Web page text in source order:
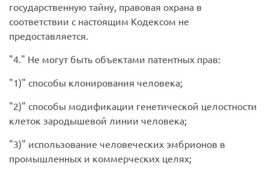
государственную тайну, правовая охрана в
соответствии с настоящим Кодексом не
предоставляется.
4.
Не могут быть объектами патентных прав:
1) способы клонирования человека;
2) способы модификации генетической целостности
клеток зародышевой линии человека;
3)
использование человеческих эмбрионов в
промышленных и коммерческих целях;